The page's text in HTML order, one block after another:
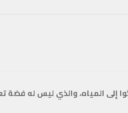
المياه، والذي ليس له فضة